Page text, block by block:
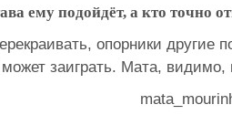
ему подойдёт, а кто точно
опорники другие
может заиграть. Мата, видимо,